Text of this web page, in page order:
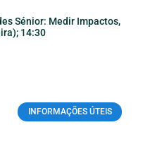
Sénior: Medir Impactos,
14:30
INFORMAÇÕES ÚTEIS